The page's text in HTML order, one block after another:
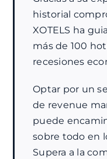
historial
XOTELS ha
más de 100
recesiones
Optar por un
de revenue
puede
sobre todo en
Supera a la